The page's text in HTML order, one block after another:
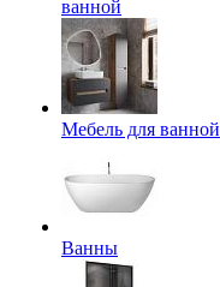
ванной
Мебель для ванной
Ванны